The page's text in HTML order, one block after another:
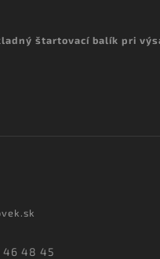
štartovací balík pri
46 48 45